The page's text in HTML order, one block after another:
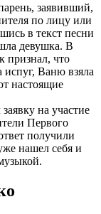
заявивший,
по лицу или
в текст песни
девушка. В
признал, что
испуг, Ваню взяла
настоящие
на участие
Первого
получили
нашел себя и